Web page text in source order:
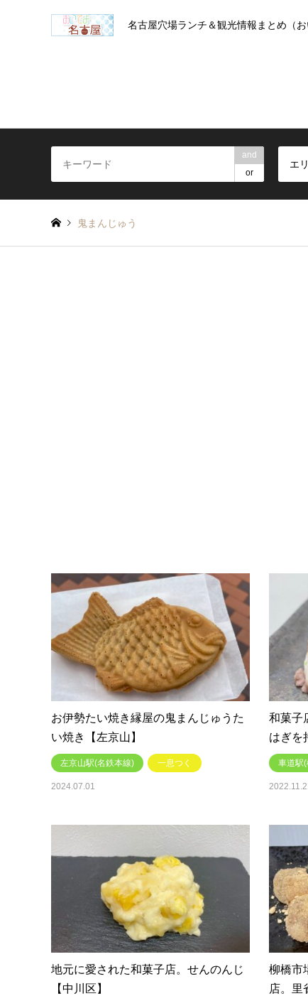
名古屋穴場ランチ＆観光情報まとめ（お
and
or
エ
鬼まんじゅう
お伊勢たい焼き縁屋の鬼まんじゅうた
い焼き【左京山】
左京山駅(名鉄本線) 一息つく
2024.07.01
和菓子
はぎを
車道駅
地元に愛された和菓子店。せんのんじ
【中川区】
柳橋市
店。里